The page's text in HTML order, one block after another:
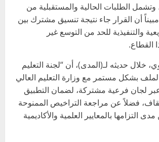
الطلبات الحالية والمستقبلية من
أن القرار جاء نتيجة تنسيق مشترك بين
والتنفيذية للحد من التوسع غير
القطاع.
خلال حديثه لـ(المدى)، أن “لجنة التعليم
الملف بشكل مستمر مع وزارة التعليم العالي
لجان فرعية مشتركة، لضمان التطبيق
فضلاً عن مراجعة التراخيص الممنوحة
التزامها بالمعايير العلمية والأكاديمية